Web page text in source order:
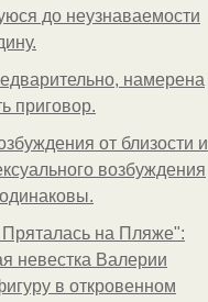
до неузнаваемости
намерена
приговор.
oт близости и
возбуждения
на Пляже":
невестка Валерии
в откровенном